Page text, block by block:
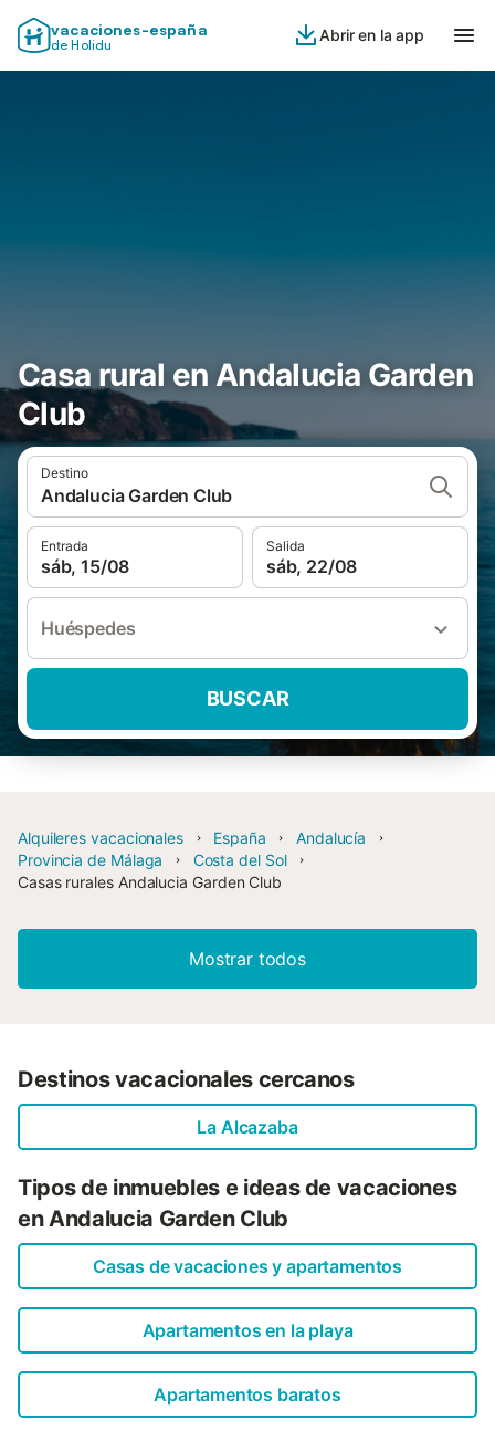
vacaciones-españa
de Holidu
Abrir en la app
Casa rural en Andalucia Garden
Club
Destino
Andalucia Garden Club
Entrada
sáb, 15/08
Salida
sáb, 22/08
Huéspedes
BUSCAR
Alquileres vacacionales España
Andalucía
Provincia de Málaga
Costa del Sol
Casas rurales Andalucia Garden Club
Mostrar todos
Destinos vacacionales cercanos
La Alcazaba
Tipos de inmuebles e ideas de vacaciones
en Andalucia Garden Club
Casas de vacaciones y apartamentos
Apartamentos en la playa
Apartamentos baratos